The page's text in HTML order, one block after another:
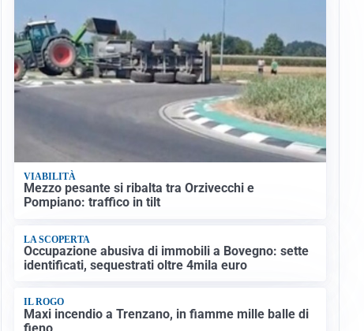
VIABILITÀ
Mezzo pesante si ribalta tra Orzivecchi e
Pompiano: traffico in tilt
LA SCOPERTA
Occupazione abusiva di immobili a Bovegno: sette
identificati, sequestrati oltre 4mila euro
IL ROGO
Maxi incendio a Trenzano, in fiamme mille balle di